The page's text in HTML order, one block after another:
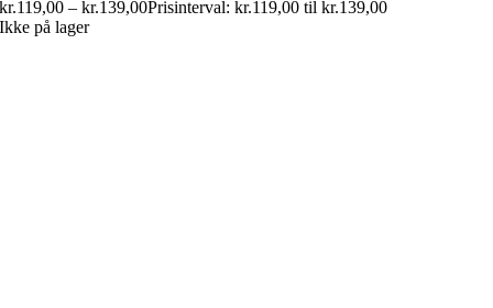
kr.119,00 – kr.139,00Prisinterval: kr.119,00 til kr.139,00
Ikke på lager